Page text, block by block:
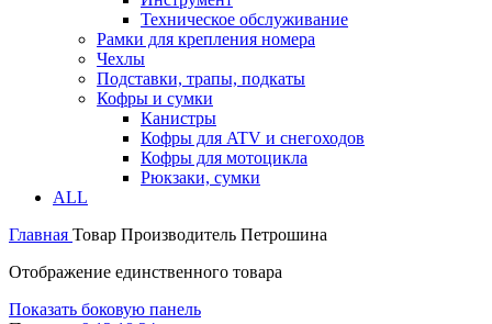
Техническое обслуживание
Рамки для крепления номера
Чехлы
Подставки, трапы, подкаты
Кофры и сумки
Канистры
Кофры для ATV и снегоходов
Кофры для мотоцикла
Рюкзаки, сумки
ALL
Главная Товар Производитель Петрошина
Отображение единственного товара
Показать боковую панель